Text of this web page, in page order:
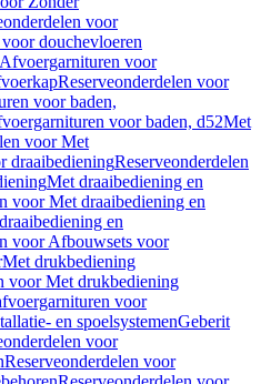
voor
douchevloeren
voor
Reserveonderdelen voor
voor baden,
voor baden, d52Met
voor Met
draaibedieningReserveonderdelen
Met draaibediening en
voor Met draaibediening en
en
voor Afbouwsets voor
Met drukbediening
voor Met drukbediening
voor
en spoelsystemenGeberit
voor
Reserveonderdelen voor